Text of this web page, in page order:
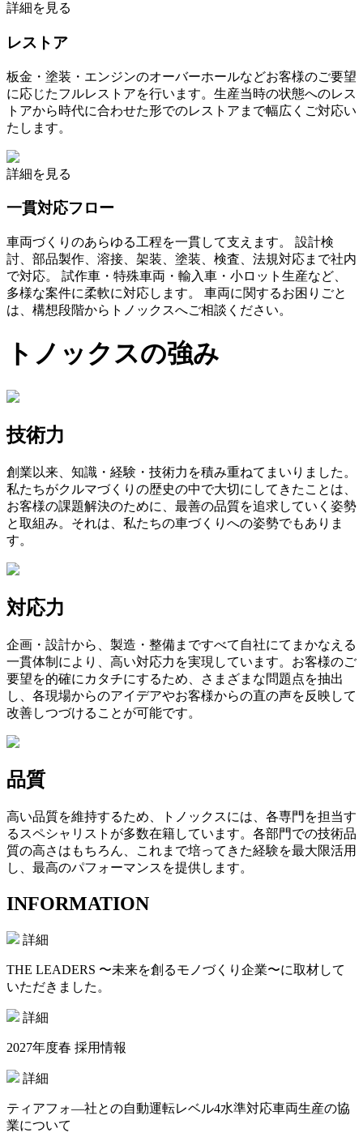
詳細を見る
レストア
板金・塗装・エンジンのオーバーホールなどお客様のご要望
に応じたフルレストアを行います。生産当時の状態へのレス
トアから時代に合わせた形でのレストアまで幅広くご対応い
たします。
詳細を見る
一貫対応フロー
車両づくりのあらゆる工程を一貫して支えます。 設計検
討、部品製作、溶接、架装、塗装、検査、法規対応まで社内
で対応。 試作車・特殊車両・輸入車・小ロット生産など、
多様な案件に柔軟に対応します。 車両に関するお困りごと
は、構想段階からトノックスへご相談ください。
トノックスの強み
技術力
創業以来、知識・経験・技術力を積み重ねてまいりました。
私たちがクルマづくりの歴史の中で大切にしてきたことは、
お客様の課題解決のために、最善の品質を追求していく姿勢
と取組み。それは、私たちの車づくりへの姿勢でもありま
す。
対応力
企画・設計から、製造・整備まですべて自社にてまかなえる
一貫体制により、高い対応力を実現しています。お客様のご
要望を的確にカタチにするため、さまざまな問題点を抽出
し、各現場からのアイデアやお客様からの直の声を反映して
改善しつづけることが可能です。
品質
高い品質を維持するため、トノックスには、各専門を担当す
るスペシャリストが多数在籍しています。各部門での技術品
質の高さはもちろん、これまで培ってきた経験を最大限活用
し、最高のパフォーマンスを提供します。
INFORMATION
詳細
THE LEADERS 〜未来を創るモノづくり企業〜に取材して
いただきました。
詳細
2027年度春 採用情報
詳細
ティアフォ―社との自動運転レベル4水準対応車両生産の協
業について